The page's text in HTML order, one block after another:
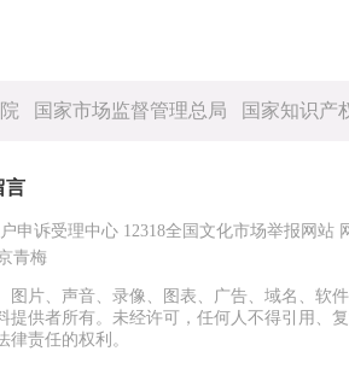
国家市场监督管理总局 国家知识产
言
申诉受理中心 12318全国文化市场举报网站
青梅
片、声音、录像、图表、广告、域名、软
供者所有。未经许可，任何人不得引用、
责任的权利。